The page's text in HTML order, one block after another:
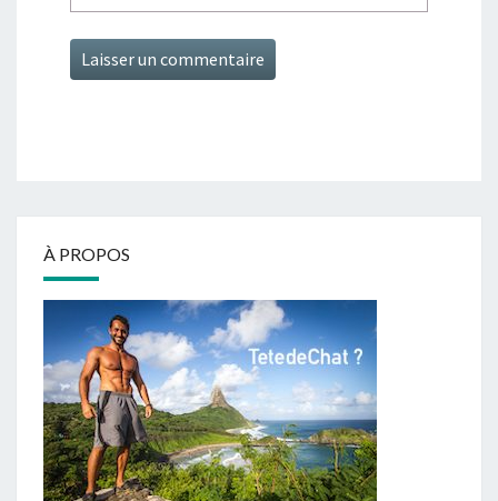
À PROPOS